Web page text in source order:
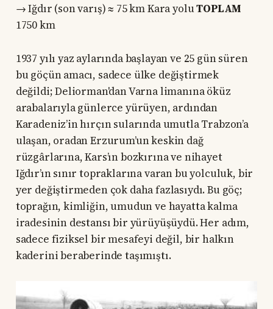
→ Iğdır (son varış) ≈ 75 km Kara yoluTOPLAM
1750 km
1937 yılı yaz aylarında başlayan ve 25 gün süren
bu göçün amacı, sadece ülke değiştirmek
değildi; Deliorman'dan Varna limanına öküz
arabalarıyla günlerce yürüyen, ardından
Karadeniz’in hırçın sularında umutla Trabzon’a
ulaşan, oradan Erzurum’un keskin dağ
rüzgârlarına, Kars’ın bozkırına ve nihayet
Iğdır’ın sınır topraklarına varan bu yolculuk, bir
yer değiştirmeden çok daha fazlasıydı. Bu göç;
toprağın, kimliğin, umudun ve hayatta kalma
iradesinin destansı bir yürüyüşüydü. Her adım,
sadece fiziksel bir mesafeyi değil, bir halkın
kaderini beraberinde taşımıştı.